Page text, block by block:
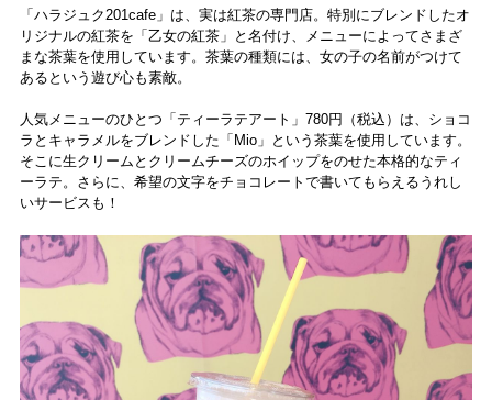
「ハラジュク201cafe」は、実は紅茶の専門店。特別にブレンドしたオ
リジナルの紅茶を「乙女の紅茶」と名付け、メニューによってさまざ
まな茶葉を使用しています。茶葉の種類には、女の子の名前がつけて
あるという遊び心も素敵。
人気メニューのひとつ「ティーラテアート」780円（税込）は、ショコ
ラとキャラメルをブレンドした「Mio」という茶葉を使用しています。
そこに生クリームとクリームチーズのホイップをのせた本格的なティ
ーラテ。さらに、希望の文字をチョコレートで書いてもらえるうれし
いサービスも！